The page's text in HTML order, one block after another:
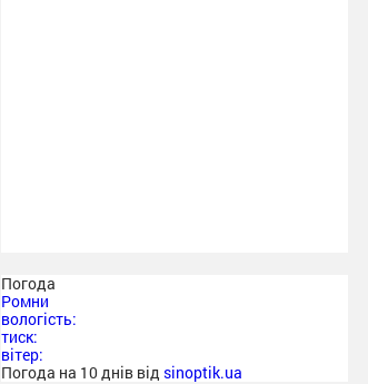
Погода
Ромни
вологість:
тиск:
вітер:
Погода на 10 днів від sinoptik.ua